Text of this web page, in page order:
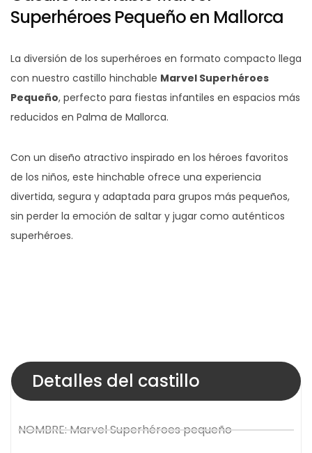
Superhéroes Pequeño en Mallorca
La diversión de los superhéroes en formato compacto llega
con nuestro castillo hinchable Marvel Superhéroes
Pequeño, perfecto para fiestas infantiles en espacios más
reducidos en Palma de Mallorca.
Con un diseño atractivo inspirado en los héroes favoritos
de los niños, este hinchable ofrece una experiencia
divertida, segura y adaptada para grupos más pequeños,
sin perder la emoción de saltar y jugar como auténticos
superhéroes.
Detalles del castillo
NOMBRE: Marvel Superhéroes pequeño